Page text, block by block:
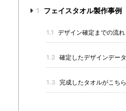
1 フェイスタオル製作事例
1.1 デザイン確定までの流れ
1.2 確定したデザインデータ
1.3 完成したタオルがこちら